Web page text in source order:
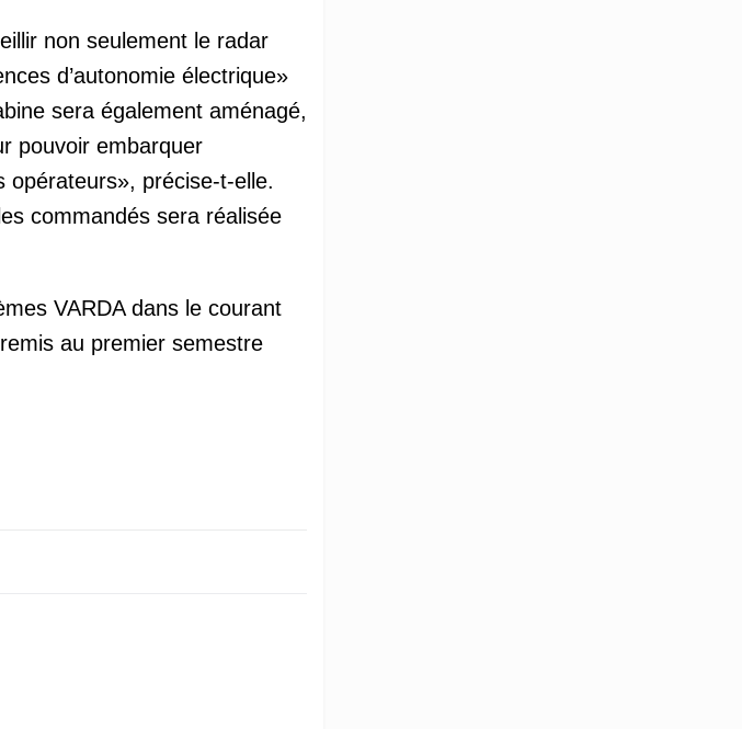
non seulement le radar
d’autonomie électrique»
sera également aménagé,
pouvoir embarquer
précise-t-elle.
commandés sera réalisée
VARDA dans le courant
au premier semestre